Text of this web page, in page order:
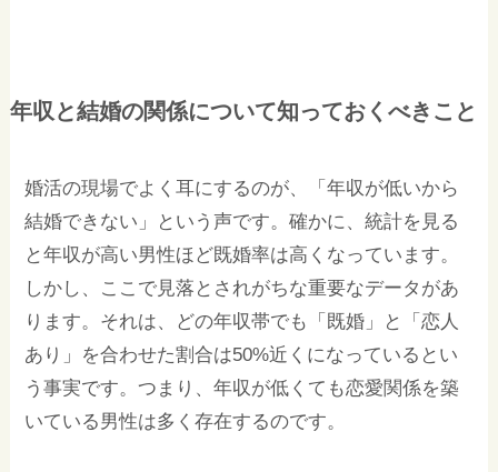
年収と結婚の関係について知っておくべきこと
婚活の現場でよく耳にするのが、「年収が低いから
結婚できない」という声です。確かに、統計を見る
と年収が高い男性ほど既婚率は高くなっています。
しかし、ここで見落とされがちな重要なデータがあ
ります。それは、どの年収帯でも「既婚」と「恋人
あり」を合わせた割合は50%近くになっているとい
う事実です。つまり、年収が低くても恋愛関係を築
いている男性は多く存在するのです。